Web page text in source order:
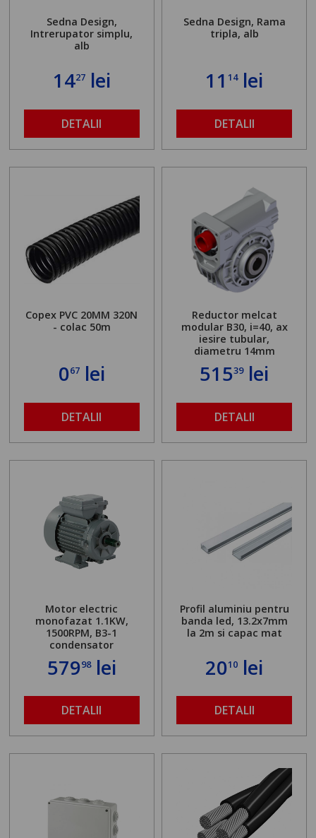
Sedna Design,
Intrerupator simplu,
alb
1427lei
DETALII
Sedna Design, Rama
tripla, alb
1114lei
DETALII
Copex PVC 20MM 320N
- colac 50m
067lei
DETALII
Reductor melcat
modular B30, i=40, ax
iesire tubular,
diametru 14mm
51539lei
DETALII
Motor electric
monofazat 1.1KW,
1500RPM, B3-1
condensator
57998lei
DETALII
Profil aluminiu pentru
banda led, 13.2x7mm
la 2m si capac mat
2010 lei
DETALII